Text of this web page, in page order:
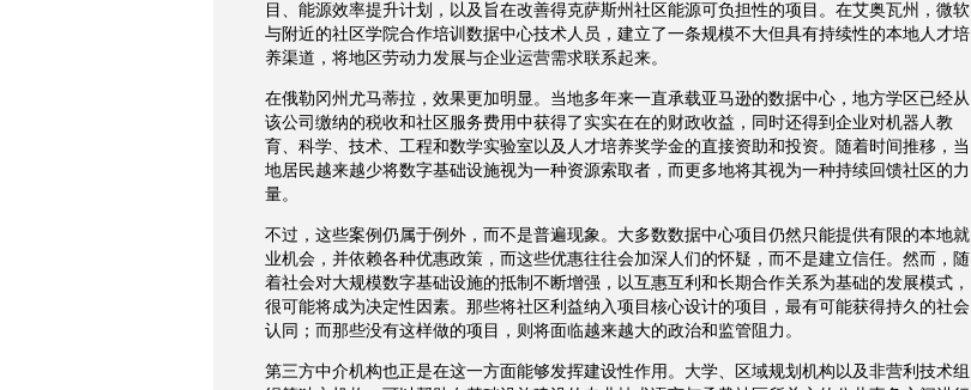
目、能源效率提升计划，以及旨在改善得克萨斯州社区能源可负担性的项目。在艾奥瓦州，微软
与附近的社区学院合作培训数据中心技术人员，建立了一条规模不大但具有持续性的本地人才培
养渠道，将地区劳动力发展与企业运营需求联系起来。
在俄勒冈州尤马蒂拉，效果更加明显。当地多年来一直承载亚马逊的数据中心，地方学区已经从
该公司缴纳的税收和社区服务费用中获得了实实在在的财政收益，同时还得到企业对机器人教
育、科学、技术、工程和数学实验室以及人才培养奖学金的直接资助和投资。随着时间推移，当
地居民越来越少将数字基础设施视为一种资源索取者，而更多地将其视为一种持续回馈社区的力
量。
不过，这些案例仍属于例外，而不是普遍现象。大多数数据中心项目仍然只能提供有限的本地就
业机会，并依赖各种优惠政策，而这些优惠往往会加深人们的怀疑，而不是建立信任。然而，随
着社会对大规模数字基础设施的抵制不断增强，以互惠互利和长期合作关系为基础的发展模式，
很可能将成为决定性因素。那些将社区利益纳入项目核心设计的项目，最有可能获得持久的社会
认同；而那些没有这样做的项目，则将面临越来越大的政治和监管阻力。
第三方中介机构也正是在这一方面能够发挥建设性作用。大学、区域规划机构以及非营利技术组